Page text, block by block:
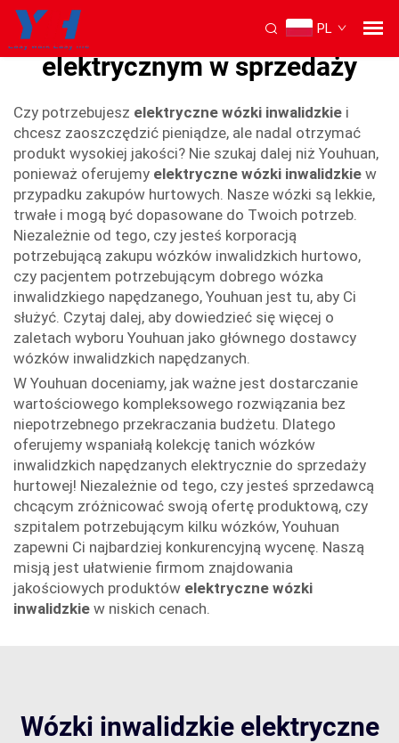
PL
wózek inwalidzki z napędem
elektrycznym w sprzedaży
Czy potrzebujesz elektryczne wózki inwalidzkie i
chcesz zaoszczędzić pieniądze, ale nadal otrzymać
produkt wysokiej jakości? Nie szukaj dalej niż Youhuan,
ponieważ oferujemy elektryczne wózki inwalidzkie w
przypadku zakupów hurtowych. Nasze wózki są lekkie,
trwałe i mogą być dopasowane do Twoich potrzeb.
Niezależnie od tego, czy jesteś korporacją
potrzebującą zakupu wózków inwalidzkich hurtowo,
czy pacjentem potrzebującym dobrego wózka
inwalidzkiego napędzanego, Youhuan jest tu, aby Ci
służyć. Czytaj dalej, aby dowiedzieć się więcej o
zaletach wyboru Youhuan jako głównego dostawcy
wózków inwalidzkich napędzanych.
W Youhuan doceniamy, jak ważne jest dostarczanie
wartościowego kompleksowego rozwiązania bez
niepotrzebnego przekraczania budżetu. Dlatego
oferujemy wspaniałą kolekcję tanich wózków
inwalidzkich napędzanych elektrycznie do sprzedaży
hurtowej! Niezależnie od tego, czy jesteś sprzedawcą
chcącym zróżnicować swoją ofertę produktową, czy
szpitalem potrzebującym kilku wózków, Youhuan
zapewni Ci najbardziej konkurencyjną wycenę. Naszą
misją jest ułatwienie firmom znajdowania
jakościowych produktów elektryczne wózki
inwalidzkie w niskich cenach.
Wózki inwalidzkie elektryczne